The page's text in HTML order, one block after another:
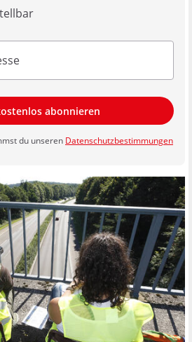
abonnieren
du unseren Datenschutzbestimmungen